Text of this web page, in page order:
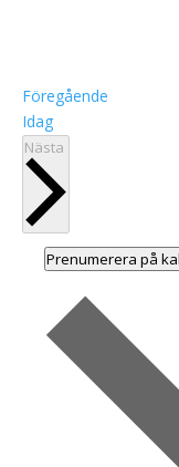
FöregåendeEvenemang
Idag
Nästa
Prenumerera på